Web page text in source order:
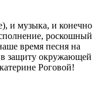
и музыка, и конечно
роскошный
время песня на
в защиту окружающей
Роговой!